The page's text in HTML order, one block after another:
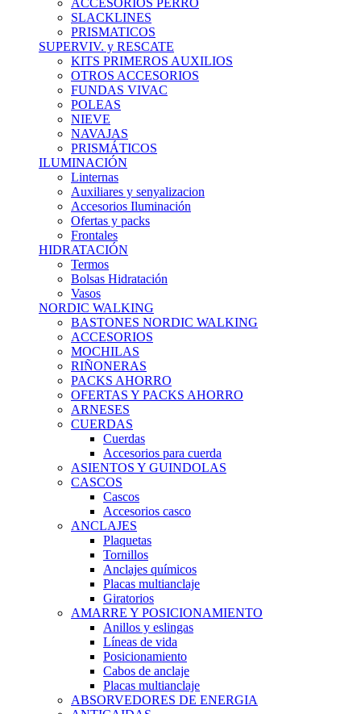
ACCESORIOS PERRO
SLACKLINES
PRISMATICOS
SUPERVIV. y RESCATE
KITS PRIMEROS AUXILIOS
OTROS ACCESORIOS
FUNDAS VIVAC
POLEAS
NIEVE
NAVAJAS
PRISMÁTICOS
ILUMINACIÓN
Linternas
Auxiliares y senyalizacion
Accesorios Iluminación
Ofertas y packs
Frontales
HIDRATACIÓN
Termos
Bolsas Hidratación
Vasos
NORDIC WALKING
BASTONES NORDIC WALKING
ACCESORIOS
MOCHILAS
RIÑONERAS
PACKS AHORRO
OFERTAS Y PACKS AHORRO
ARNESES
CUERDAS
Cuerdas
Accesorios para cuerda
ASIENTOS Y GUINDOLAS
CASCOS
Cascos
Accesorios casco
ANCLAJES
Plaquetas
Tornillos
Anclajes químicos
Placas multianclaje
Giratorios
AMARRE Y POSICIONAMIENTO
Anillos y eslingas
Líneas de vida
Posicionamiento
Cabos de anclaje
Placas multianclaje
ABSORVEDORES DE ENERGIA